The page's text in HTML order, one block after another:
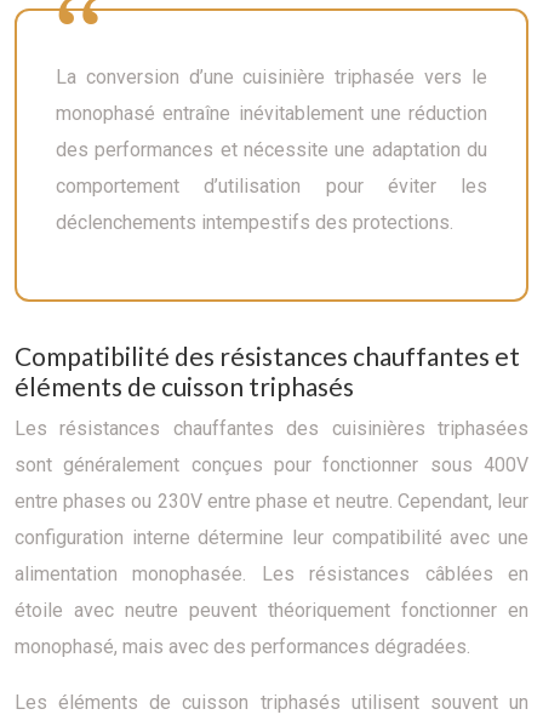
La conversion d’une cuisinière triphasée vers le
monophasé entraîne inévitablement une réduction
des performances et nécessite une adaptation du
comportement d’utilisation pour éviter les
déclenchements intempestifs des protections.
Compatibilité des résistances chauffantes et
éléments de cuisson triphasés
Les résistances chauffantes des cuisinières triphasées
sont généralement conçues pour fonctionner sous 400V
entre phases ou 230V entre phase et neutre. Cependant, leur
configuration interne détermine leur compatibilité avec une
alimentation monophasée. Les résistances câblées en
étoile avec neutre peuvent théoriquement fonctionner en
monophasé, mais avec des performances dégradées.
Les éléments de cuisson triphasés utilisent souvent un